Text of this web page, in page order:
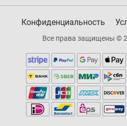
Конфиденциальность
Все права защищены ©